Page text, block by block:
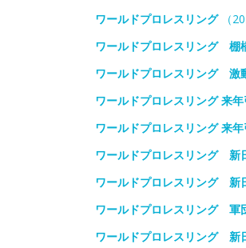
ワールドプロレスリング（
ワールドプロレスリング 棚
ワールドプロレスリング 激
ワールドプロレスリング 来
ワールドプロレスリング 来
ワールドプロレスリング 新
ワールドプロレスリング 新
ワールドプロレスリング 軍
ワールドプロレスリング 新